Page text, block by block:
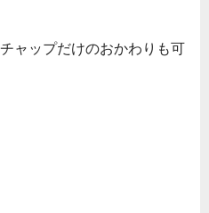
ャップだけのおかわりも可